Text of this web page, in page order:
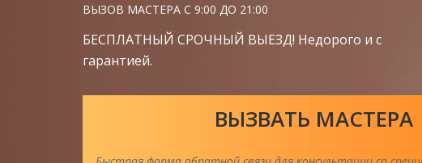
ВЫЗОВ МАСТЕРА С 9:00 ДО 21:00
БЕСПЛАТНЫЙ СРОЧНЫЙ ВЫЕЗД! Недорого и с
гарантией.
ВЫЗВАТЬ МАСТЕРА